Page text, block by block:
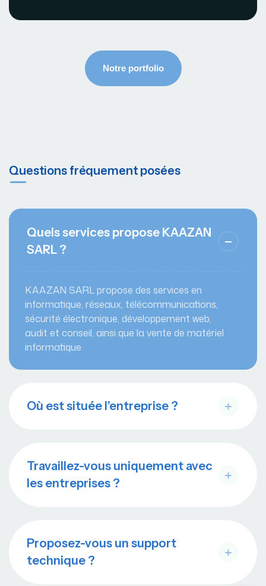
Voir le projet
Questions fréquement posées
Quels services propose KAAZAN
SARL ?
KAAZAN SARL propose des services en
informatique, réseaux, télécommunications,
sécurité électronique, développement web,
audit et conseil, ainsi que la vente de matériel
informatique.
Où est située l’entreprise ?
Travaillez-vous uniquement avec
les entreprises ?
Proposez-vous un support
technique ?